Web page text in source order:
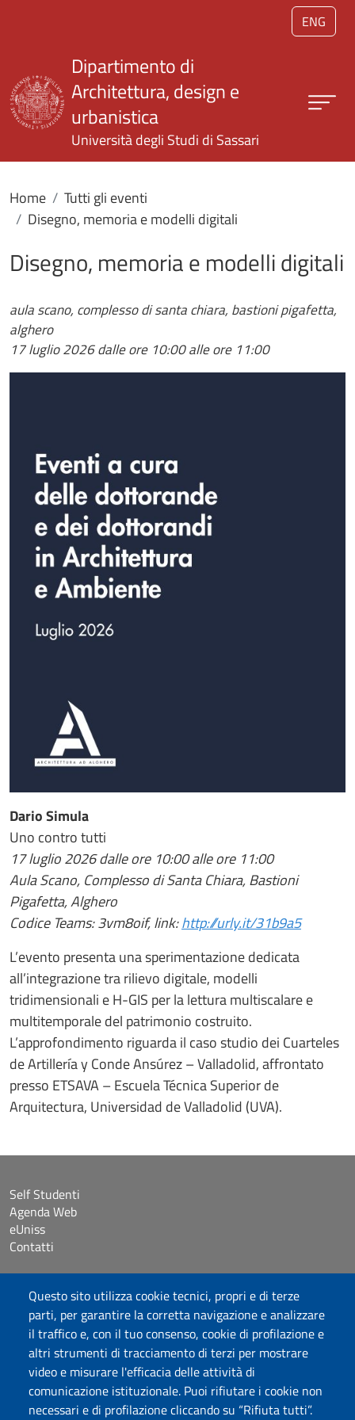
Salta al contenuto principale
ENG
Questo sito utilizza cookie tecnici, propri e di terze
parti, per garantire la corretta navigazione e analizzare
il traffico e, con il tuo consenso, cookie di profilazione e
altri strumenti di tracciamento di terzi per mostrare
video e misurare l'efficacia delle attività di
comunicazione istituzionale. Puoi rifiutare i cookie non
necessari e di profilazione cliccando su “Rifiuta tutti”.
Dipartimento di
Architettura, design e
urbanistica
Università degli Studi di Sassari
Home
Tutti gli eventi
Disegno, memoria e modelli digitali
Disegno, memoria e modelli digitali
aula scano, complesso di santa chiara, bastioni pigafetta,
alghero
17 luglio 2026dalle ore 10:00 alle ore 11:00
Dario Simula
Uno contro tutti
17 luglio 2026 dalle ore 10:00 alle ore 11:00
Aula Scano, Complesso di Santa Chiara, Bastioni
Pigafetta, Alghero
Codice Teams: 3vm8oif, link:http://urly.it/31b9a5
L’evento presenta una sperimentazione dedicata
all’integrazione tra rilievo digitale, modelli
tridimensionali e H-GIS per la lettura multiscalare e
multitemporale del patrimonio costruito.
L’approfondimento riguarda il caso studio dei Cuarteles
de Artillería y Conde Ansúrez – Valladolid, affrontato
presso ETSAVA – Escuela Técnica Superior de
Arquitectura, Universidad de Valladolid (UVA).
Self Studenti
Agenda Web
eUniss
Contatti
Accessibilità
Dichiarazione di accessibilità
Cookie settings
Mappa del sito
Protocollo
Seguici su